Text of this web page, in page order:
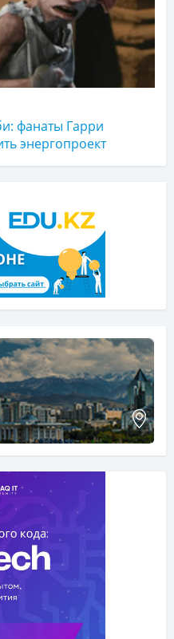
фанаты Гарри
энергопроект